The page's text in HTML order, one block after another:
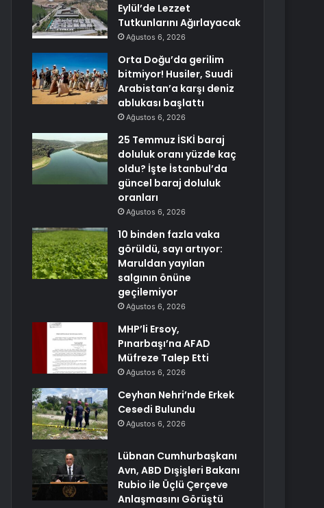
Eylül’de Lezzet
Tutkunlarını Ağırlayacak
Ağustos 6, 2026
Orta Doğu’da gerilim
bitmiyor! Husiler, Suudi
Arabistan’a karşı deniz
ablukası başlattı
Ağustos 6, 2026
25 Temmuz İSKİ baraj
doluluk oranı yüzde kaç
oldu? İşte İstanbul’da
güncel baraj doluluk
oranları
Ağustos 6, 2026
10 binden fazla vaka
görüldü, sayı artıyor:
Maruldan yayılan
salgının önüne
geçilemiyor
Ağustos 6, 2026
MHP’li Ersoy,
Pınarbaşı’na AFAD
Müfreze Talep Etti
Ağustos 6, 2026
Ceyhan Nehri’nde Erkek
Cesedi Bulundu
Ağustos 6, 2026
Lübnan Cumhurbaşkanı
Avn, ABD Dışişleri Bakanı
Rubio ile Üçlü Çerçeve
Anlaşmasını Görüştü